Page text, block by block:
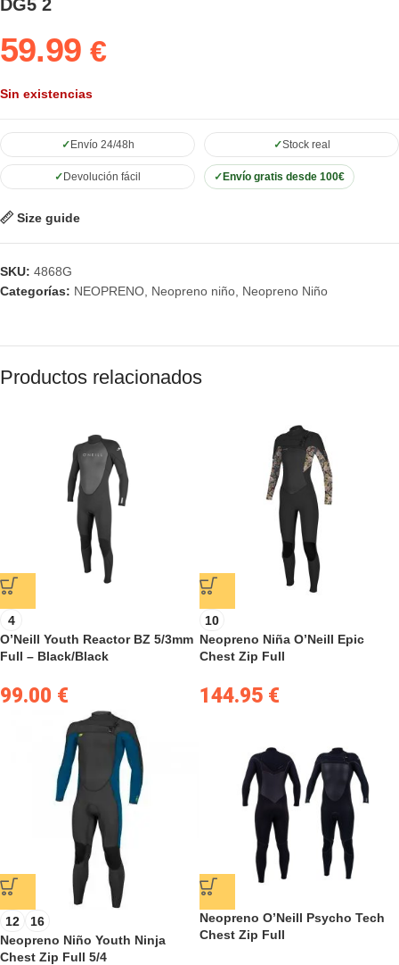
DG5 2
59.99€
Sin existencias
Envío 24/48h Stock real
Devolución fácil Envío gratis desde 100€
Size guide
SKU: 4868G
Categorías: NEOPRENO Neopreno niño Neopreno Niño
Productos relacionados
4
O’Neill Youth Reactor BZ 5/3mm
Full – Black/Black
99.00 €
10
Neopreno Niña O’Neill Epic
Chest Zip Full
144.95 €
12
16
Neopreno Niño Youth Ninja
Chest Zip Full 5/4
Neopreno O’Neill Psycho Tech
Chest Zip Full